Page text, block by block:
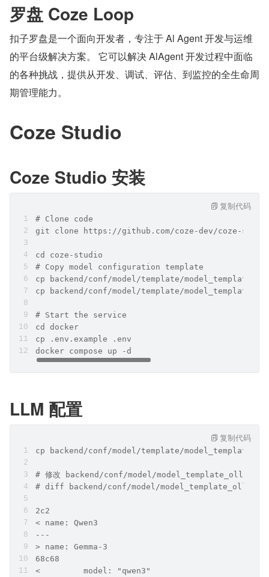
罗盘 Coze Loop
扣子罗盘是一个面向开发者，专注于 Al Agent 开发与运维
的平台级解决方案。 它可以解决 AlAgent 开发过程中面临
的各种挑战，提供从开发、调试、评估、到监控的全生命周
期管理能力。
Coze Studio
Coze Studio 安装
# Clone code
git clone https://github.com/coze-dev/coze-
cd coze-studio
# Copy model configuration template
cp backend/conf/model/template/
cp backend/conf/model/template/
# Start the service
cd docker
cp .env.example .env
docker compose up -d
复制代码
LLM 配置
cp backend/conf/model/template/
# 修改 backend/conf/model/
# diff backend/conf/model/
2c2
< name: Qwen3
---
> name: Gemma-3
68c68
<         model: "qwen3"
复制代码